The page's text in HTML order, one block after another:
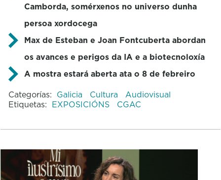
Camborda, somérxenos no universo dunha
persoa xordocega
Max de Esteban e Joan Fontcuberta abordan
os avances e perigos da IA e a biotecnoloxía
A mostra estará aberta ata o 8 de febreiro
Categorías: Galicia Cultura
Audiovisual
Etiquetas: EXPOSICIÓNS CGAC